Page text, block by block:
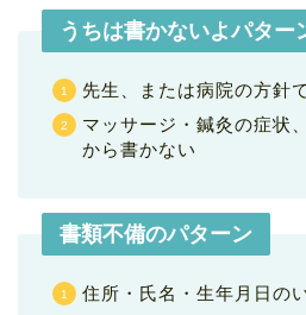
うちは書かないよパター
先生、または病院の方針
マッサージ・鍼灸の症状
から書かない
書類不備のパターン
住所・氏名・生年月日の